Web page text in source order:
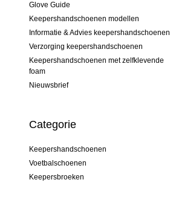
Glove Guide
Keepershandschoenen modellen
Informatie & Advies keepershandschoenen
Verzorging keepershandschoenen
Keepershandschoenen met zelfklevende
foam
Nieuwsbrief
Categorie
Keepershandschoenen
Voetbalschoenen
Keepersbroeken